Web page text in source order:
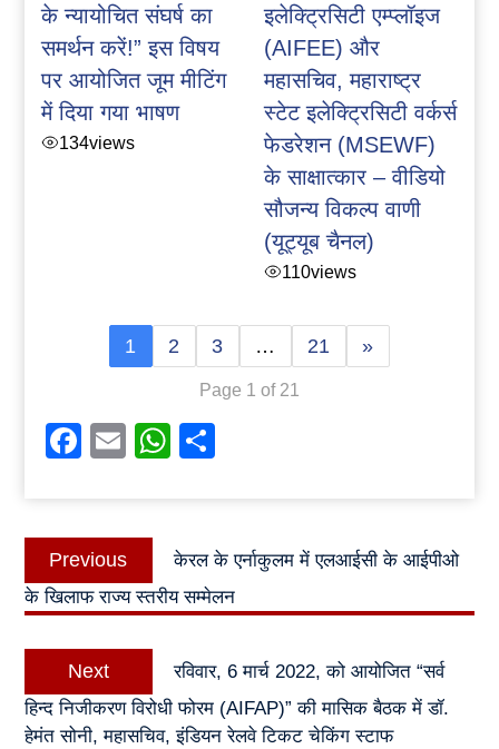
के न्यायोचित संघर्ष का
समर्थन करें!” इस विषय
पर आयोजित जूम मीटिंग
में दिया गया भाषण
134views
इलेक्ट्रिसिटी एम्प्लॉइज
(AIFEE) और
महासचिव, महाराष्ट्र
स्टेट इलेक्ट्रिसिटी वर्कर्स
फेडरेशन (MSEWF)
के साक्षात्कार – वीडियो
सौजन्य विकल्प वाणी
(यूट्यूब चैनल)
110views
1 2 3 … 21 »
Page 1 of 21
Facebook
EmailWhatsApp
Post
navigation
Previous
Previous
post:
केरल के एर्नाकुलम में एलआईसी के आईपीओ
के खिलाफ राज्य स्तरीय सम्मेलन
Next
Next
post:
रविवार, 6 मार्च 2022, को आयोजित “सर्व
हिन्द निजीकरण विरोधी फोरम (AIFAP)” की मासिक बैठक में डॉ.
हेमंत सोनी, महासचिव, इंडियन रेलवे टिकट चेकिंग स्टाफ